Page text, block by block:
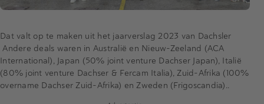
Dat valt op te maken uit het jaarverslag 2023 van Dachsler
Andere deals waren in Australië en Nieuw-Zeeland (ACA
International), Japan (50% joint venture Dachser Japan), Italië
(80% joint venture Dachser & Fercam Italia), Zuid-Afrika (100%
overname Dachser Zuid-Afrika) en Zweden (Frigoscandia)..